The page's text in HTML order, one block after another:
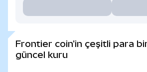
Frontier coin'in çeşitli para
güncel kuru